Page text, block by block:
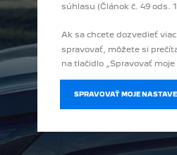
súhlasu (Článok č. 49 ods.
Ak sa chcete dozvedieť
spravovať, môžete si
na tlačidlo „Spravovať moje
SPRAVOVAŤ MOJE